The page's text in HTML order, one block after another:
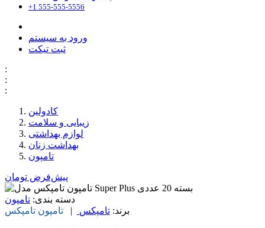
+1 555-555-5556
ورود به سیستم
ثبت تیکت
:
:
:
کادولین
زیبایی و سلامت
لوازم بهداشتی
بهداشت زنان
تامپون
پیش‌فرض تومان
دسته بندی: تامپون
برند: تامپکس | تامپون تامپکس